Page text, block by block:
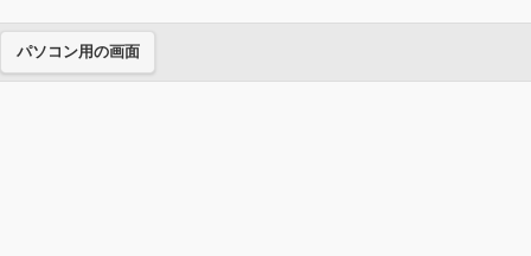
パソコン用の画面